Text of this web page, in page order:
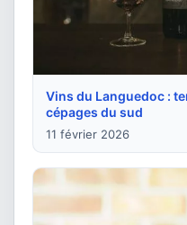
Vins du Languedoc :
cépages du sud
11 février 2026